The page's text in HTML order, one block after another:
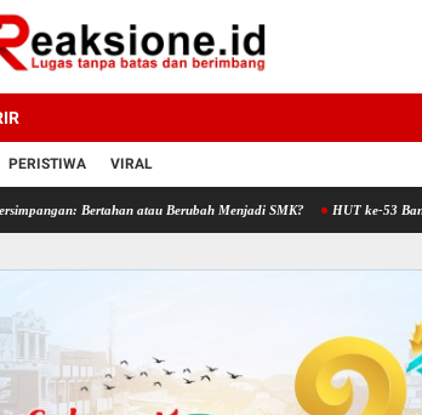
PERISTIWA VIRAL
Bertahan atau Berubah Menjadi SMK? HUT ke-53 Bank Aceh